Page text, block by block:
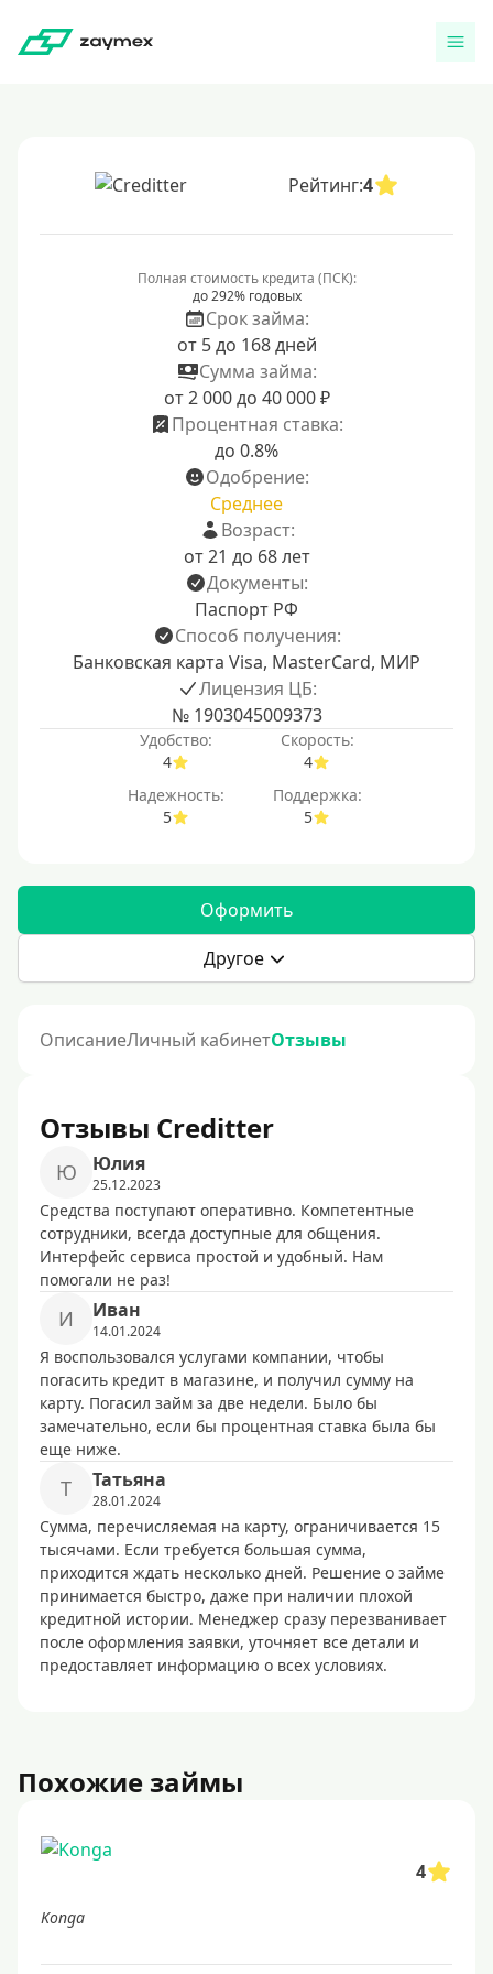
Рейтинг:4
Полная стоимость кредита (ПСК):
до 292% годовых
Срок займа:
от 5 до 168 дней
Сумма займа:
от 2 000 до 40 000 ₽
Процентная ставка:
до 0.8%
Одобрение:
Среднее
Возраст:
от 21 до 68 лет
Документы:
Паспорт РФ
Способ получения:
Банковская карта Visa, MasterCard, МИР
Лицензия ЦБ:
№ 1903045009373
Удобство:
4
Скорость:
4
Надежность:
5
Поддержка:
5
Оформить
Другое
ОписаниеЛичный кабинетОтзывы
Отзывы Creditter
Ю Юлия
25.12.2023
Средства поступают оперативно. Компетентные
сотрудники, всегда доступные для общения.
Интерфейс сервиса простой и удобный. Нам
помогали не раз!
И Иван
14.01.2024
Я воспользовался услугами компании, чтобы
погасить кредит в магазине, и получил сумму на
карту. Погасил займ за две недели. Было бы
замечательно, если бы процентная ставка была бы
еще ниже.
Т Татьяна
28.01.2024
Сумма, перечисляемая на карту, ограничивается 15
тысячами. Если требуется большая сумма,
приходится ждать несколько дней. Решение о займе
принимается быстро, даже при наличии плохой
кредитной истории. Менеджер сразу перезванивает
после оформления заявки, уточняет все детали и
предоставляет информацию о всех условиях.
Похожие займы
4
Konga